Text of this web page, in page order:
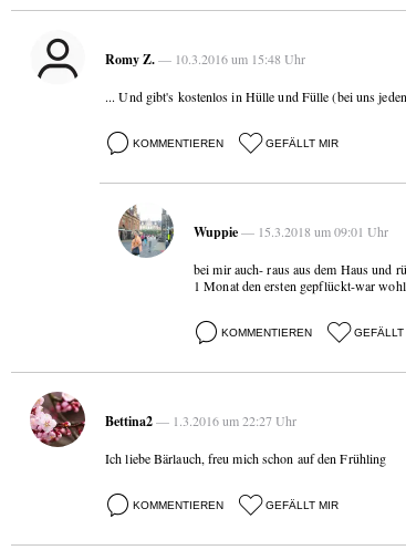
Romy Z.— 10.3.2016 um 15:48 Uhr
... Und gibt's kostenlos in Hülle und Fülle (bei uns
KOMMENTIEREN GEFÄLLT MIR
Wuppie— 15.3.2018 um 09:01 Uhr
bei mir auch- raus aus dem Haus und
1 Monat den ersten gepflückt-war
KOMMENTIEREN GEFÄLLT
Bettina2— 1.3.2016 um 22:27 Uhr
Ich liebe Bärlauch, freu mich schon auf den Frühling
KOMMENTIEREN GEFÄLLT MIR